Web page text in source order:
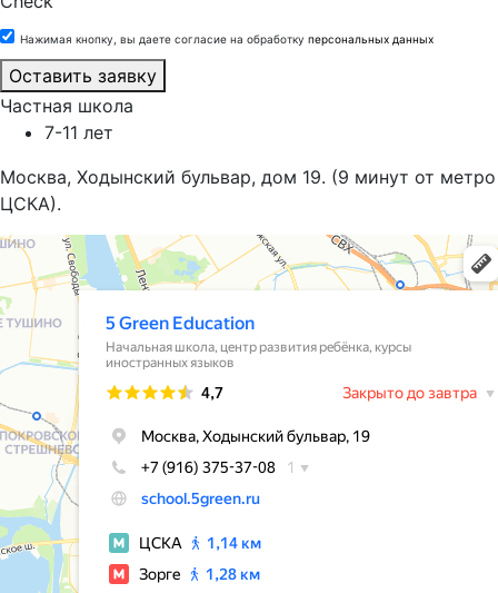
Нажимая кнопку, вы даете согласие на обработку персональных данных
Оставить заявку
Частная школа
7-11 лет
Москва, Ходынский бульвар, дом 19. (9 минут от метро
ЦСКА).